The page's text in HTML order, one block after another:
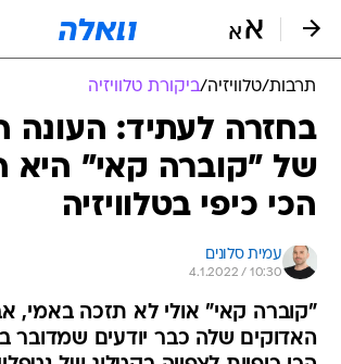
תרבות/טלוויזיה/ביקורת טלוויזיה
בחזרה לעתיד: העונה
של "קוברה קאי" היא
הכי כיפי בטלוויזיה
עמית סלונים
4.1.2022 / 10:30
"קוברה קאי" אולי לא תזכה באמי,
האדוקים שלה כבר יודעים שמדובר